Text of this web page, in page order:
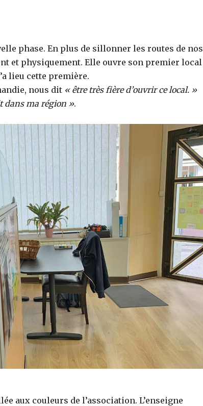
phase. En plus de sillonner les routes de nos
et physiquement. Elle ouvre son premier local
lieu cette première.
nous dit « être très fière d’ouvrir ce local. »
dans ma région ».
aux couleurs de l’association. L’enseigne